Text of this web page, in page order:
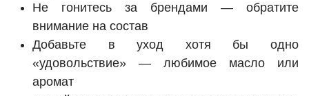
Не гонитесь за брендами — обратите
внимание на состав
Добавьте в уход хотя бы одно
«удовольствие» — любимое масло или
аромат